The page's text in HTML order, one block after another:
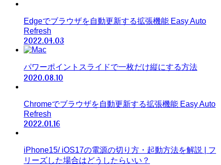
Edgeでブラウザを自動更新する拡張機能 Easy Auto
Refresh
2022.04.03
パワーポイントスライドで一枚だけ縦にする方法
2020.08.10
Chromeでブラウザを自動更新する拡張機能 Easy Auto
Refresh
2022.01.16
iPhone15/ iOS17の電源の切り方・起動方法を解説 | フ
リーズした場合はどうしたらいい？